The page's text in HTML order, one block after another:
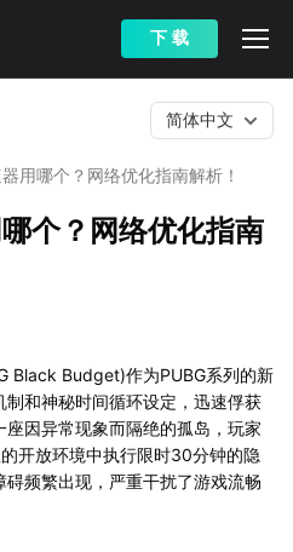
下 载
用哪个？网络优化指南解析！
简体中文
个？网络优化指南
Black Budget)作为PUBG系列的新
和神秘时间循环设定，迅速俘获
因异常现象而隔绝的孤岛，玩家
开放环境中执行限时30分钟的隐
频繁出现，严重干扰了游戏流畅